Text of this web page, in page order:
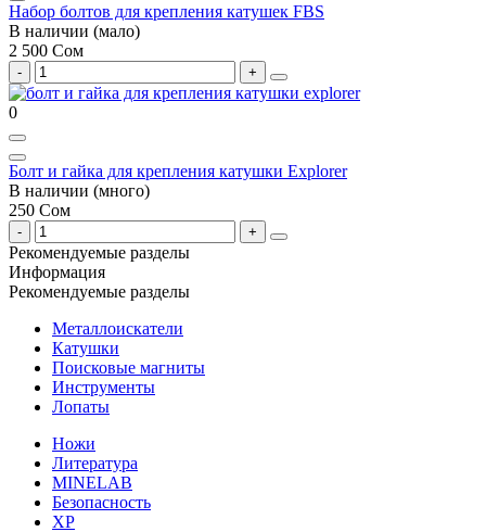
Набор болтов для крепления катушек FBS
В наличии (мало)
2 500 Сом
0
Болт и гайка для крепления катушки Explorer
В наличии (много)
250 Сом
Рекомендуемые разделы
Информация
Рекомендуемые разделы
Металлоискатели
Катушки
Поисковые магниты
Инструменты
Лопаты
Ножи
Литература
MINELAB
Безопасность
XP